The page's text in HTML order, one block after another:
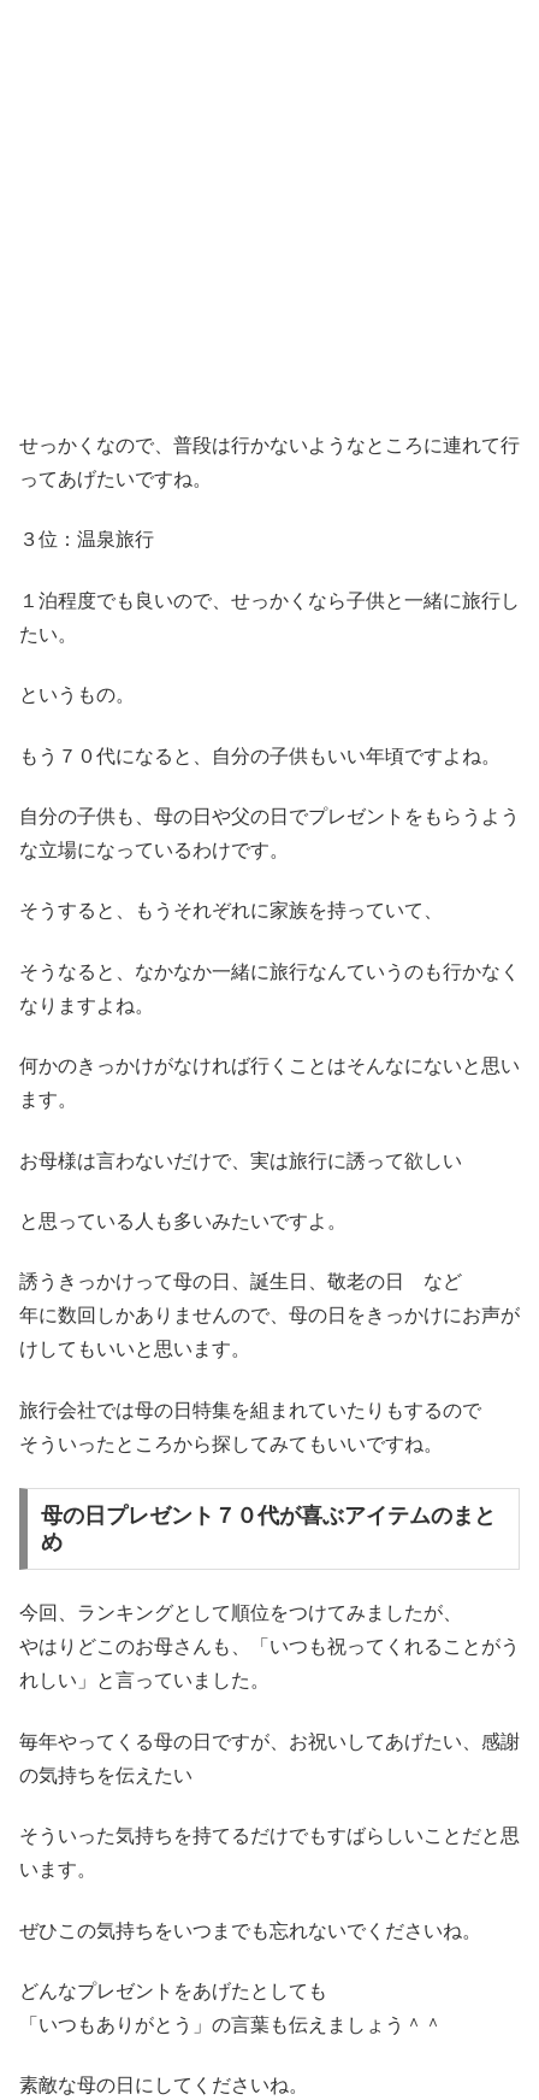
せっかくなので、普段は行かないようなところに連れて行
ってあげたいですね。
３位：温泉旅行
１泊程度でも良いので、せっかくなら子供と一緒に旅行し
たい。
というもの。
もう７０代になると、自分の子供もいい年頃ですよね。
自分の子供も、母の日や父の日でプレゼントをもらうよう
な立場になっているわけです。
そうすると、もうそれぞれに家族を持っていて、
そうなると、なかなか一緒に旅行なんていうのも行かなく
なりますよね。
何かのきっかけがなければ行くことはそんなにないと思い
ます。
お母様は言わないだけで、実は旅行に誘って欲しい
と思っている人も多いみたいですよ。
誘うきっかけって母の日、誕生日、敬老の日 など
年に数回しかありませんので、母の日をきっかけにお声が
けしてもいいと思います。
旅行会社では母の日特集を組まれていたりもするので
そういったところから探してみてもいいですね。
母の日プレゼント７０代が喜ぶアイテムのまと
め
今回、ランキングとして順位をつけてみましたが、
やはりどこのお母さんも、「いつも祝ってくれることがう
れしい」と言っていました。
毎年やってくる母の日ですが、お祝いしてあげたい、感謝
の気持ちを伝えたい
そういった気持ちを持てるだけでもすばらしいことだと思
います。
ぜひこの気持ちをいつまでも忘れないでくださいね。
どんなプレゼントをあげたとしても
「いつもありがとう」の言葉も伝えましょう＾＾
素敵な母の日にしてくださいね。